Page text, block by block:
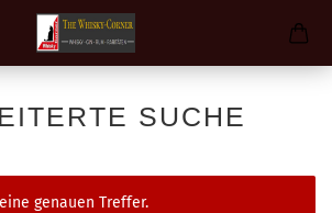
SUCHE
genauen Treffer.